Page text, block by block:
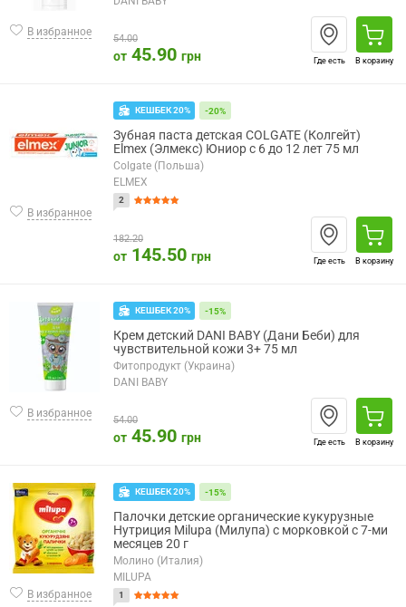
В избранное
54.00
от 45.90 грн Где есть В корзину
В избранное
КЕШБЕК 20% -20%
Зубная паста детская COLGATE (Колгейт)
Elmex (Элмекс) Юниор с 6 до 12 лет 75 мл
Colgate (Польша)
ELMEX
2
182.20
от 145.50 грн Где есть В корзину
В избранное
КЕШБЕК 20% -15%
Крем детский DANI BABY (Дани Беби) для
чувствительной кожи 3+ 75 мл
Фитопродукт (Украина)
DANI BABY
54.00
от 45.90 грн Где есть В корзину
В избранное
КЕШБЕК 20% -15%
Палочки детские органические кукурузные
Нутриция Milupa (Милупа) с морковкой с 7-ми
месяцев 20 г
Молино (Италия)
MILUPA
1